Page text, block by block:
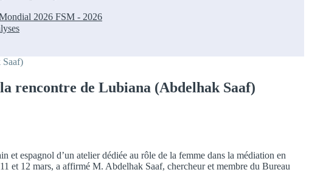
2026 FSM - 2026
Saaf)
rencontre de Lubiana (Abdelhak Saaf)
et espagnol d’un atelier dédiée au rôle de la femme dans la médiation en
et 12 mars, a affirmé M. Abdelhak Saaf, chercheur et membre du Bureau